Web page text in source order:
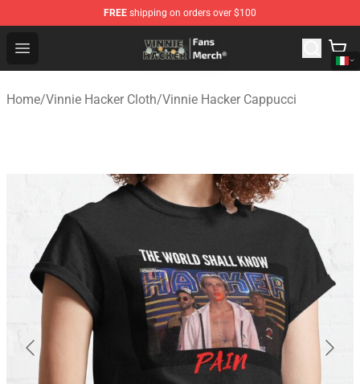
FREE shipping on orders over $100
Open menu
Vinnie Hacker Store - Official Vinnie Hacker Merchandise
Home/Vinnie Hacker Cloth/Vinnie Hacker Cappucci